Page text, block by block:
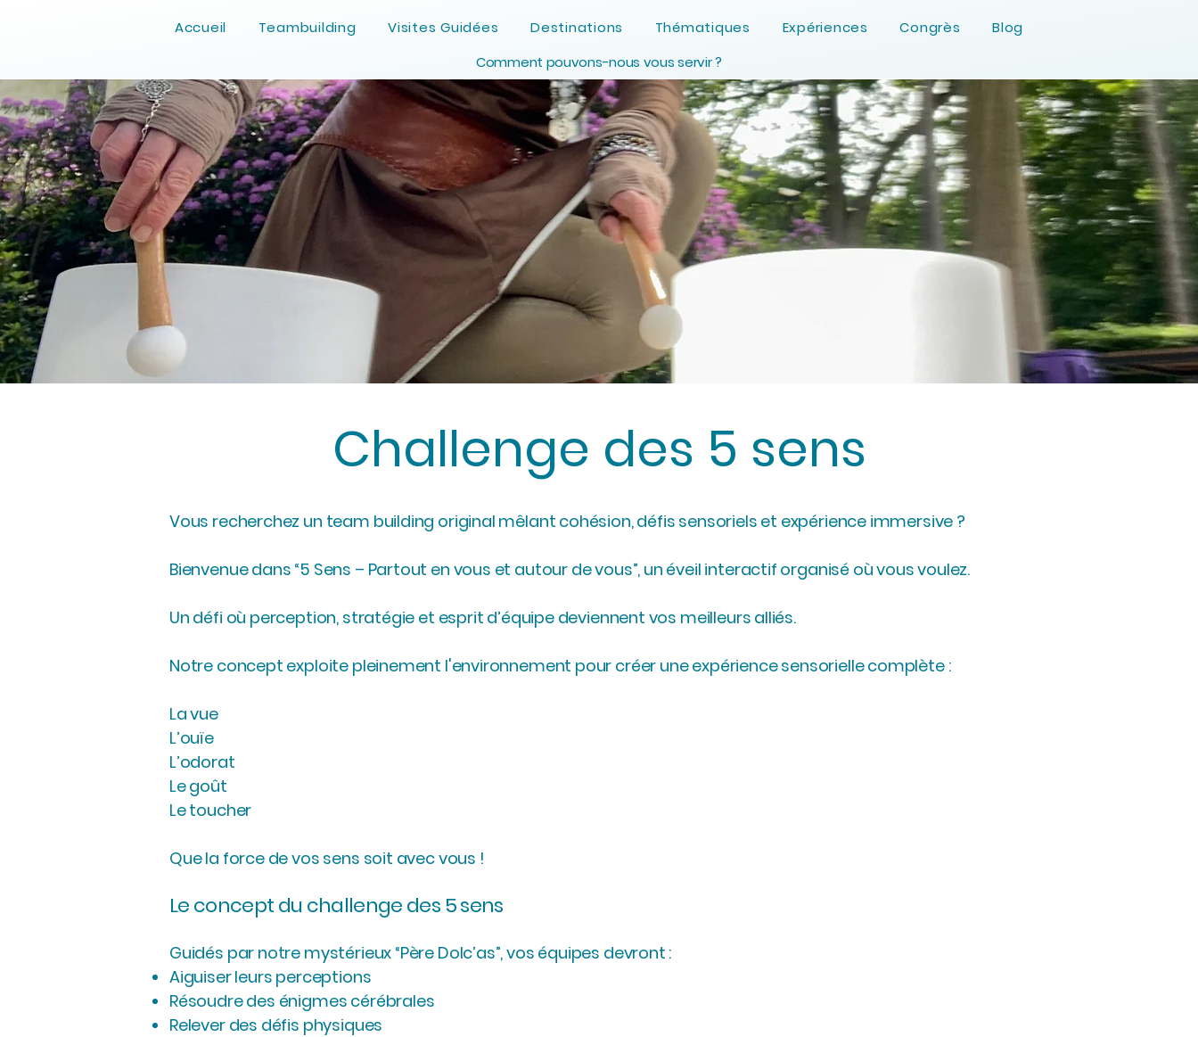
Accueil Teambuilding Visites Guidées Destinations Thématiques Expériences Congrès
Blog
Comment pouvons-nous vous servir ?
Challenge des 5 sens
Vous recherchez un team building original mêlant cohésion, défis sensoriels et expérience immersive ?
Bienvenue dans “5 Sens – Partout en vous et autour de vous”, un éveil interactif organisé où vous voulez.
Un défi où perception, stratégie et esprit d’équipe deviennent vos meilleurs alliés.
Notre concept exploite pleinement l'environnement pour créer une expérience sensorielle complète :
La vue
L’ouïe
L’odorat
Le goût
Le toucher
Que la force de vos sens soit avec vous !
Le concept du challenge des 5 sens
Guidés par notre mystérieux “Père Dolc’as”, vos équipes devront :
Aiguiser leurs perceptions
Résoudre des énigmes cérébrales
Relever des défis physiques